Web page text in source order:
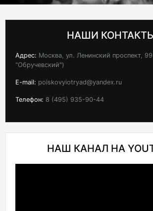
НАШИ
Адрес: Москва, ул. Ленинский проспект,
"Обручевский")
E-mail: poiskovyiotryad@yandex.ru
Телефон: 8 (495) 935-90-44
НАШ КАНАЛ НА